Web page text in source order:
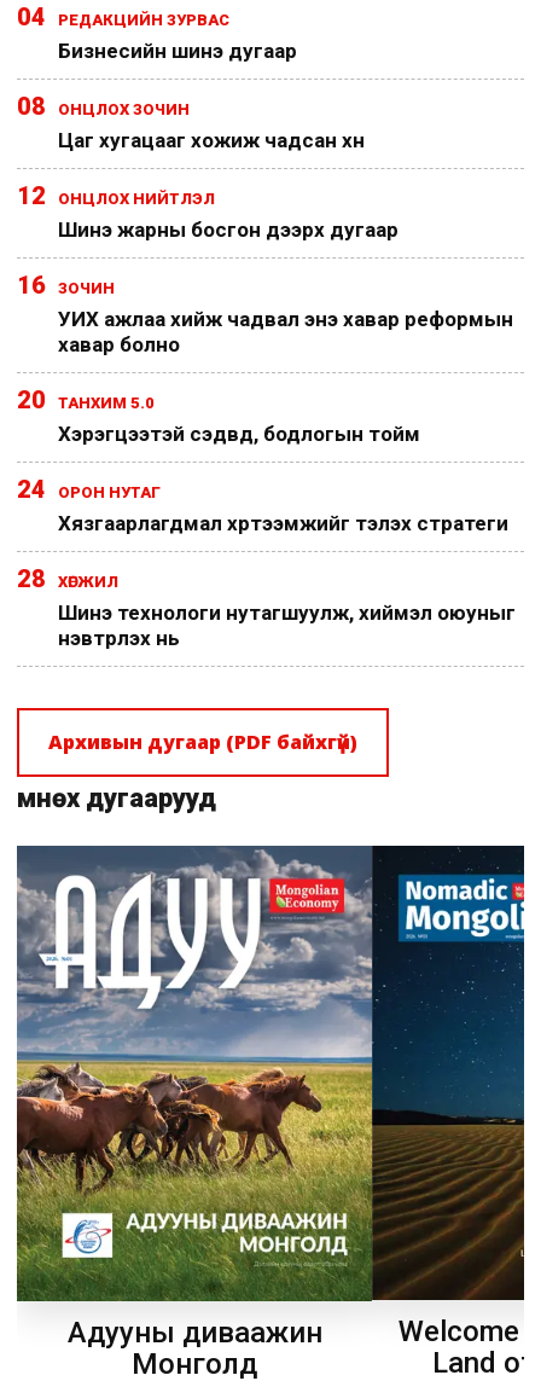
04 РЕДАКЦИЙН ЗУРВАС
Бизнесийн шинэ дугаар
08 ОНЦЛОХ ЗОЧИН
Цаг хугацааг хожиж чадсан хүн
12 ОНЦЛОХ НИЙТЛЭЛ
Шинэ жарны босгон дээрх дугаар
16 ЗОЧИН
УИХ ажлаа хийж чадвал энэ хавар реформын
хавар болно
20 ТАНХИМ 5.0
Хэрэгцээтэй сэдвүүд, бодлогын тойм
24 ОРОН НУТАГ
Хязгаарлагдмал хүртээмжийг тэлэх стратеги
28 ХӨГЖИЛ
Шинэ технологи нутагшуулж, хиймэл оюуныг
нэвтрүүлэх нь
Архивын дугаар (PDF байхгүй)
Өмнөх дугаарууд
Адууны диваажин
Монголд
Welcome
Land of